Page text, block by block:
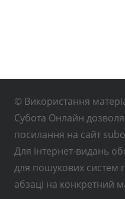
© Використання
Субота Онлайн
посилання на сайт
Для інтернет-видань
для пошукових систем
абзаці на конкретний